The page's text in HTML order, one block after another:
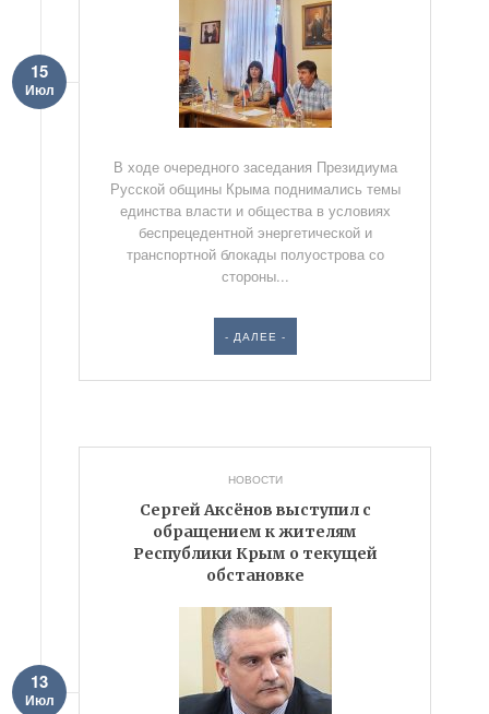
15
Июл
В ходе очередного заседания Президиума
Русской общины Крыма поднимались темы
единства власти и общества в условиях
беспрецедентной энергетической и
транспортной блокады полуострова со
стороны...
- ДАЛЕЕ -
НОВОСТИ
Сергей Аксёнов выступил с
обращением к жителям
Республики Крым о текущей
обстановке
13
Июл